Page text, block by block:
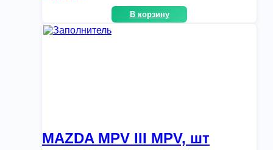
В корзину
MAZDA MPV III MPV, шт